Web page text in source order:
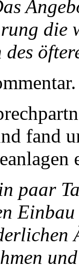
die
des
fand
paar